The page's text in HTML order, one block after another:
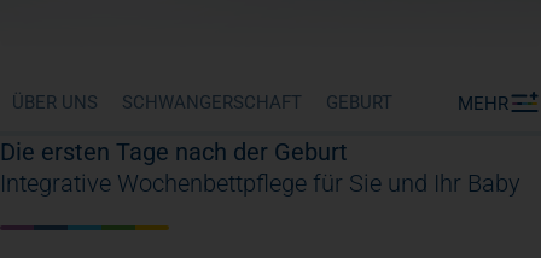
ÜBER UNS SCHWANGERSCHAFT GEBURT MEHR
Die ersten Tage nach der Geburt
Integrative Wochenbettpflege für Sie und Ihr Baby